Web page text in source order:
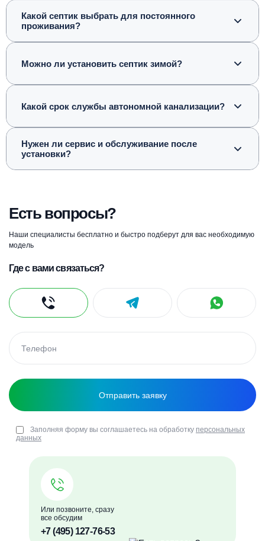
Какой септик выбрать для постоянного
проживания?
Можно ли установить септик зимой?
Какой срок службы автономной канализации?
Нужен ли сервис и обслуживание после
установки?
Есть вопросы?
Наши специалисты бесплатно и быстро подберут для вас необходимую
модель
Или позвоните, сразу
все обсудим
+7 (495) 127-76-53
Где с вами связаться?
Заполняя форму вы соглашаетесь на обработку персональных
данных